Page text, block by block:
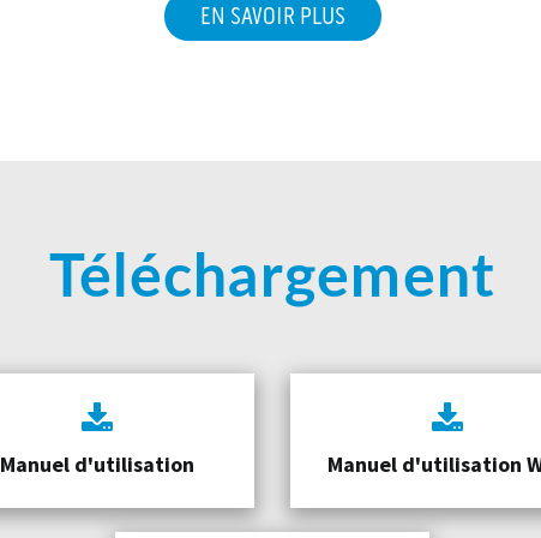
EN SAVOIR PLUS
Téléchargement
Manuel d'utilisation Manuel d'utilisation